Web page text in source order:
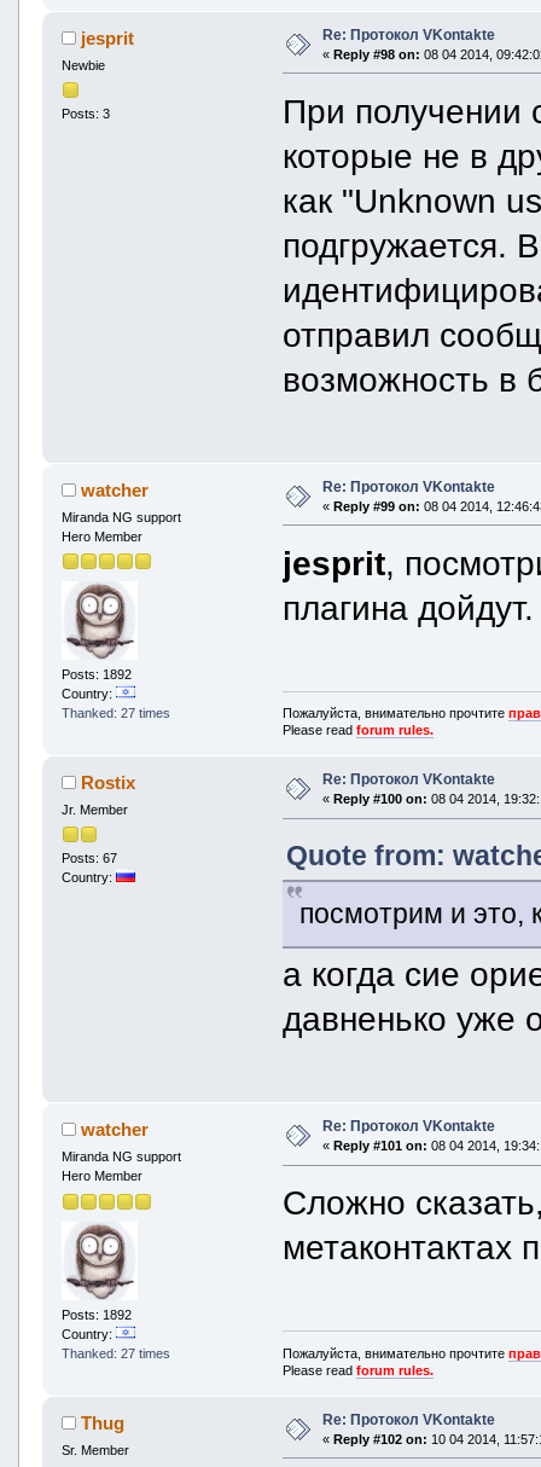
jesprit
Newbie
Posts: 3
Re: Протокол VKontakte
« Reply #98 on: 08 04 2014,
При получении
которые не в
как "Unknown
подгружается.
отправил
возможность в
watcher
Miranda NG support
Hero Member
Posts: 1892
Country:
Thanked: 27 times
Re: Протокол VKontakte
« Reply #99 on: 08 04 2014,
jesprit,
плагина дойдут.
Пожалуйста, внимательно прочтите
Please readforum rules.
Rostix
Jr. Member
Posts: 67
Country:
Re: Протокол VKontakte
« Reply #100 on: 08 04 2014,
Quote from:
посмотрим и это,
а когда сие
давненько уже
watcher
Miranda NG support
Hero Member
Posts: 1892
Country:
Thanked: 27 times
Re: Протокол VKontakte
« Reply #101 on: 08 04 2014,
Сложно
метаконтактах
Пожалуйста, внимательно прочтите
Please readforum rules.
Thug
Sr. Member
Re: Протокол VKontakte
« Reply #102 on: 10 04 2014,